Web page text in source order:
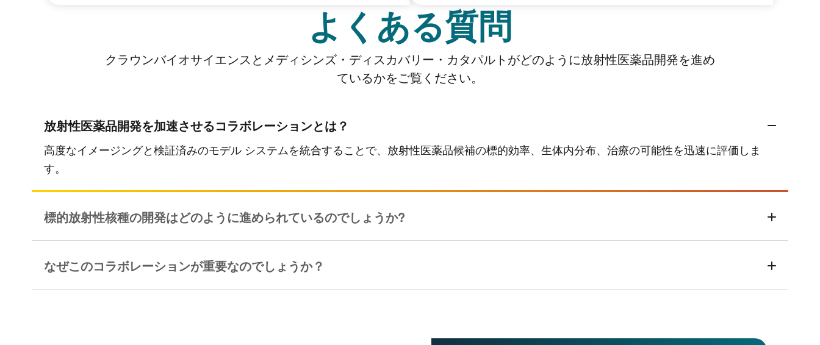
よくある質問
クラウンバイオサイエンスとメディシンズ・ディスカバリー・カタパルトがどのように放射性医薬品開発を進め
ているかをご覧ください。
放射性医薬品開発を加速させるコラボレーションとは？
高度なイメージングと検証済みのモデル システムを統合することで、放射性医薬品候補の標的効率、生体内分布、治療の可能性を迅速に評価しま
す。
標的放射性核種の開発はどのように進められているのでしょうか?
なぜこのコラボレーションが重要なのでしょうか？